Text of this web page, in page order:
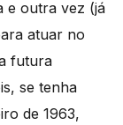
e outra vez (já
atuar no
futura
se tenha
de 1963,